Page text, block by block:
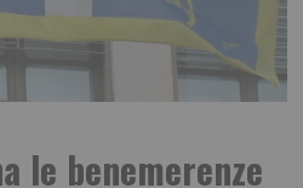
le benemerenze